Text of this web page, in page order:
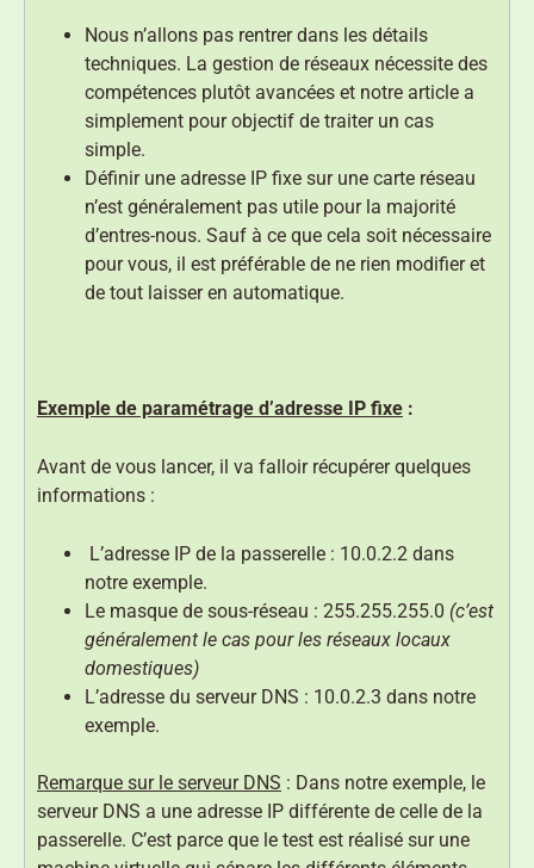
Nous n’allons pas rentrer dans les détails
techniques. La gestion de réseaux nécessite des
compétences plutôt avancées et notre article a
simplement pour objectif de traiter un cas
simple.
Définir une adresse IP fixe sur une carte réseau
n’est généralement pas utile pour la majorité
d’entres-nous. Sauf à ce que cela soit nécessaire
pour vous, il est préférable de ne rien modifier et
de tout laisser en automatique.
Exemple de paramétrage d’adresse IP fixe :
Avant de vous lancer, il va falloir récupérer quelques
informations :
L’adresse IP de la passerelle : 10.0.2.2 dans
notre exemple.
Le masque de sous-réseau : 255.255.255.0 (c’est
généralement le cas pour les réseaux locaux
domestiques)
L’adresse du serveur DNS : 10.0.2.3 dans notre
exemple.
Remarque sur le serveur DNS : Dans notre exemple, le
serveur DNS a une adresse IP différente de celle de la
passerelle. C’est parce que le test est réalisé sur une